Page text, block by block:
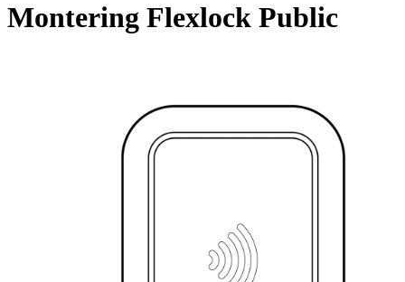
Montering Flexlock Public